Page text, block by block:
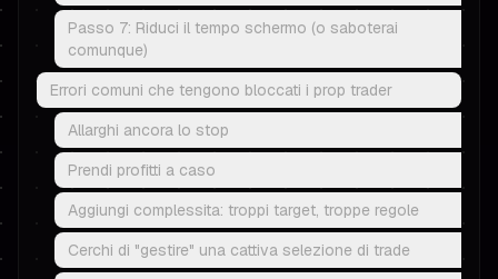
Passo 7: Riduci il tempo schermo (o saboterai
comunque)
Errori comuni che tengono bloccati i prop trader
Allarghi ancora lo stop
Prendi profitti a caso
Aggiungi complessita: troppi target, troppe regole
Cerchi di "gestire" una cattiva selezione di trade